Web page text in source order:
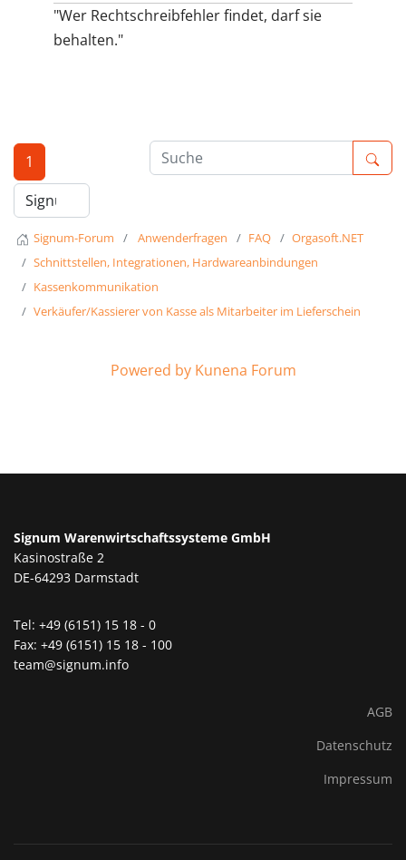
"Wer Rechtschreibfehler findet, darf sie
behalten."
1
Signum-Forum Anwenderfragen FAQ
Orgasoft.NET
Schnittstellen, Integrationen, Hardwareanbindungen
Kassenkommunikation
Verkäufer/Kassierer von Kasse als Mitarbeiter im Lieferschein
Powered by Kunena Forum
Signum Warenwirtschaftssysteme GmbH
Kasinostraße 2
DE-64293 Darmstadt
Tel: +49 (6151) 15 18 - 0
Fax: +49 (6151) 15 18 - 100
team@signum.info
AGB
Datenschutz
Impressum